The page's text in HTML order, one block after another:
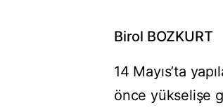
Birol BOZKURT
14 Mayıs’ta
önce yükselişe